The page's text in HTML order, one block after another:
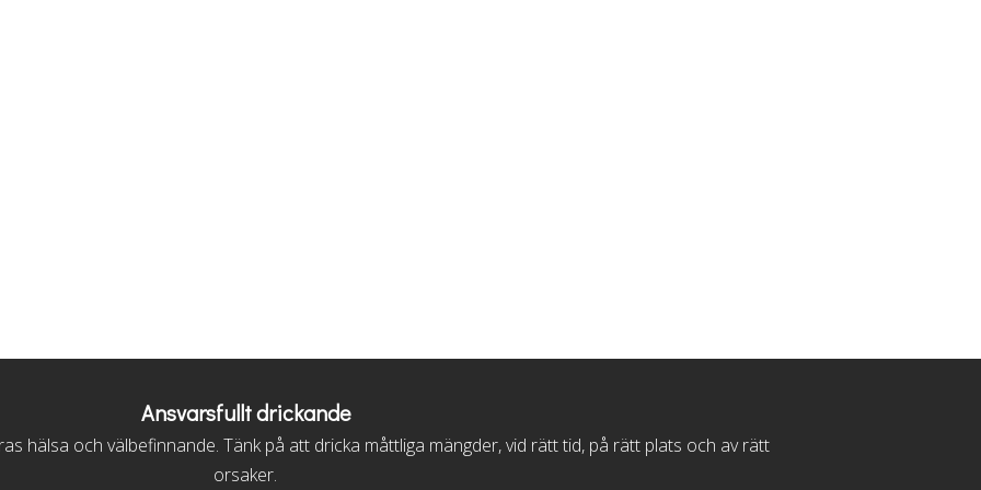
Ansvarsfullt drickande
hälsa och välbefinnande. Tänk på att dricka måttliga mängder, vid rätt tid, på rätt plats och av rätt
orsaker.